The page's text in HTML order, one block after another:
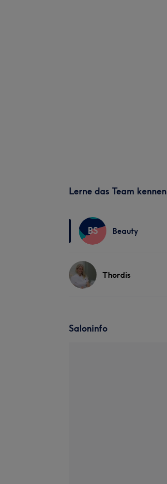
Lerne das Team kennen
BS Beauty
Thordis
Saloninfo